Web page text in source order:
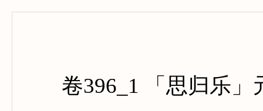
卷396_1 「思归乐」